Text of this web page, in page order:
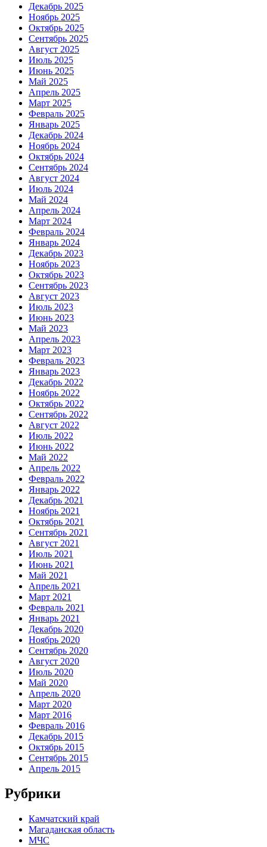
Декабрь 2025
Ноябрь 2025
Октябрь 2025
Сентябрь 2025
Август 2025
Июль 2025
Июнь 2025
Май 2025
Апрель 2025
Март 2025
Февраль 2025
Январь 2025
Декабрь 2024
Ноябрь 2024
Октябрь 2024
Сентябрь 2024
Август 2024
Июль 2024
Май 2024
Апрель 2024
Март 2024
Февраль 2024
Январь 2024
Декабрь 2023
Ноябрь 2023
Октябрь 2023
Сентябрь 2023
Август 2023
Июль 2023
Июнь 2023
Май 2023
Апрель 2023
Март 2023
Февраль 2023
Январь 2023
Декабрь 2022
Ноябрь 2022
Октябрь 2022
Сентябрь 2022
Август 2022
Июль 2022
Июнь 2022
Май 2022
Апрель 2022
Февраль 2022
Январь 2022
Декабрь 2021
Ноябрь 2021
Октябрь 2021
Сентябрь 2021
Август 2021
Июль 2021
Июнь 2021
Май 2021
Апрель 2021
Март 2021
Февраль 2021
Январь 2021
Декабрь 2020
Ноябрь 2020
Сентябрь 2020
Август 2020
Июль 2020
Май 2020
Апрель 2020
Март 2020
Март 2016
Февраль 2016
Декабрь 2015
Октябрь 2015
Сентябрь 2015
Апрель 2015
Рубрики
Камчатский край
Магаданская область
МЧС